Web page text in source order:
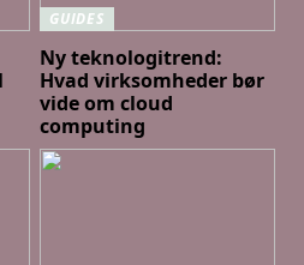
GUIDES
Ny teknologitrend:
Hvad virksomheder bør
vide om cloud
computing